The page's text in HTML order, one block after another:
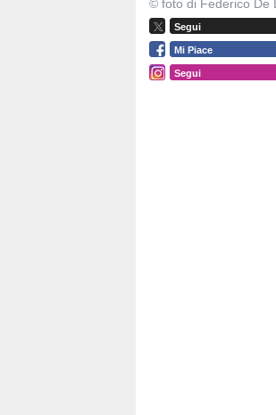
© foto di Federico De
Segui
Mi Piace
Segui